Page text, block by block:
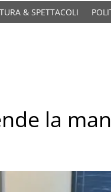
& SPETTACOLI
la